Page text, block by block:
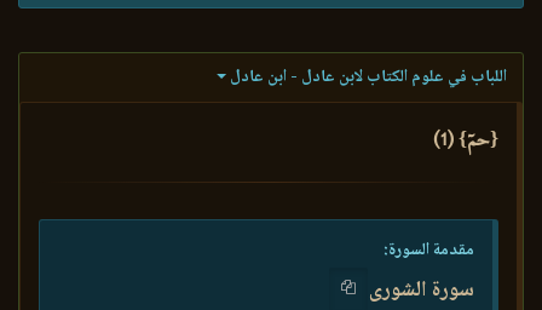
اللباب في علوم الكتاب لابن عادل - ابن عادل
{حمٓ} (1)
مقدمة السورة:
سورة الشورى